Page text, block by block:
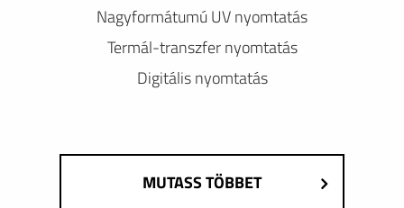
Nagyformátumú UV nyomtatás
Termál-transzfer nyomtatás
Digitális nyomtatás
MUTASS TÖBBET